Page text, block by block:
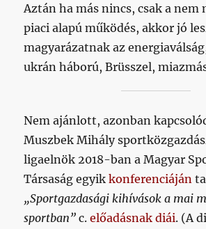
Aztán ha más nincs, csak a nem
piaci alapú működés, akkor jó
magyarázatnak az
ukrán háború, Brüsszel,
Nem ajánlott, azonban
Muszbek Mihály
ligaelnök 2018-ban a Magyar
Társaság egyikkonferenciáján
„Sportgazdasági kihívások a mai
sportban” c.előadásnak diái. (A